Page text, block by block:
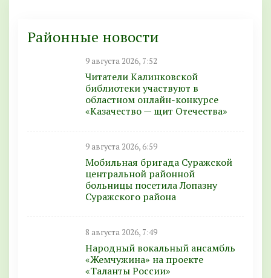
Районные новости
9 августа 2026, 7:52
Читатели Калинковской
библиотеки участвуют в
областном онлайн-конкурсе
«Казачество — щит Отечества»
9 августа 2026, 6:59
Мобильная бригада Суражской
центральной районной
больницы посетила Лопазну
Суражского района
8 августа 2026, 7:49
Народный вокальный ансамбль
«Жемчужина» на проекте
«Таланты России»